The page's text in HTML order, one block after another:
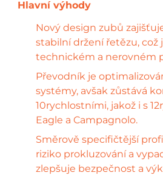
Nový design zubů
stabilní držení řetězu, což
technickém a nerovném
Převodník je
systémy, avšak zůstává
10rychlostními, jakož i s
Eagle a Campagnolo.
Směrově specifičtější
riziko prokluzování a
zlepšuje bezpečnost a